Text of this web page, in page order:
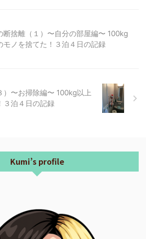
断捨離（１）〜自分の部屋編〜 100kg
モノを捨てた！３泊４日の記録
）〜お掃除編〜 100kg以上
３泊４日の記録
Kumi’s profile